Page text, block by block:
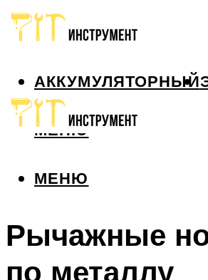
АККУМУЛЯТОРНЫЙ
МЕНЮ
МЕНЮ
Рычажные
по металлу